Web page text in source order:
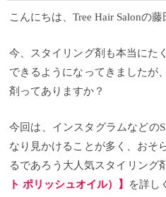
こんにちは、Tree Hair Salonの藤
今、スタイリング剤も本当にた
できるようになってきましたが
剤ってありますか？
今回は、インスタグラムなどの
なり見かけることが多く、おそ
るであろう大人気スタイリング
ト ポリッシュオイル）】
を詳し